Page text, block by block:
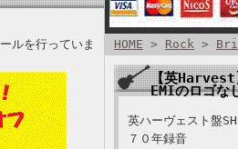
ルを行っていま
HOME > Rock >
【英
EMIのロゴ
英ハーヴェスト盤
７０年録音